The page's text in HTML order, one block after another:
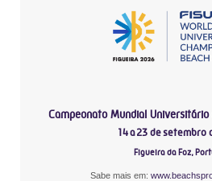
Campeonato Mundial Universitário
14 a 23 de setembro
Figueira da Foz,
Sabe mais em: